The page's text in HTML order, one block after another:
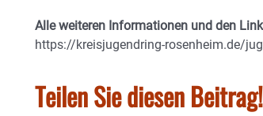
Alle weiteren Informationen und den
https://kreisjugendring-rosenheim.de/
Teilen Sie diesen Beitrag!